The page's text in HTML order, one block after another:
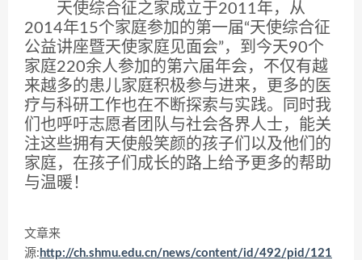
天使综合征之家成立于2011年，从
2014年15个家庭参加的第一届“天使综合征
公益讲座暨天使家庭见面会”，到今天90个
家庭220余人参加的第六届年会，不仅有越
来越多的患儿家庭积极参与进来，更多的医
疗与科研工作也在不断探索与实践。同时我
们也呼吁志愿者团队与社会各界人士，能关
注这些拥有天使般笑颜的孩子们以及他们的
家庭，在孩子们成长的路上给予更多的帮助
与温暖！
文章来
源: http://ch.shmu.edu.cn/news/content/id/492/pid/121